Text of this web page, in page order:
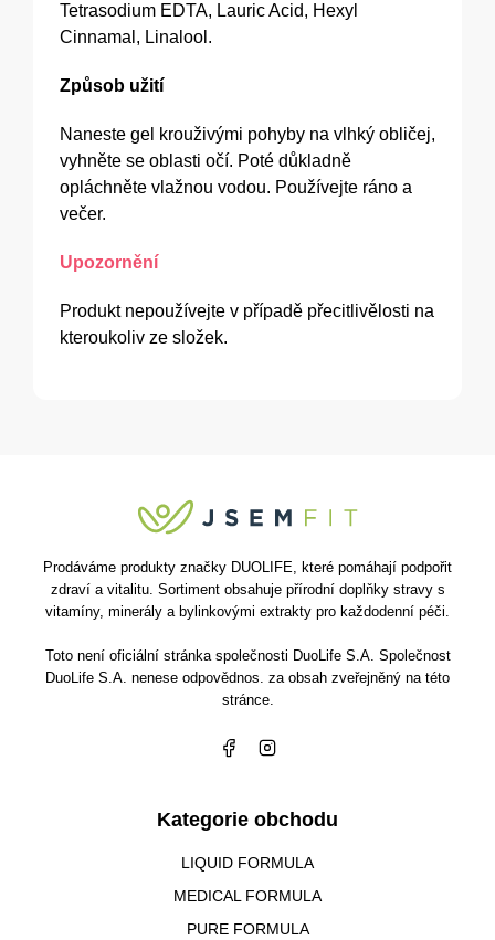
Tetrasodium EDTA, Lauric Acid, Hexyl
Cinnamal, Linalool.
Způsob užití
Naneste gel krouživými pohyby na vlhký obličej,
vyhněte se oblasti očí. Poté důkladně
opláchněte vlažnou vodou. Používejte ráno a
večer.
Upozornění
Produkt nepoužívejte v případě přecitlivělosti na
kteroukoliv ze složek.
Prodáváme produkty značky DUOLIFE, které pomáhají podpořit
zdraví a vitalitu. Sortiment obsahuje přírodní doplňky stravy s
vitamíny, minerály a bylinkovými extrakty pro každodenní péči.
Toto není oficiální stránka společnosti DuoLife S.A. Společnost
DuoLife S.A. nenese odpovědnos. za obsah zveřejněný na této
stránce.
Kategorie obchodu
LIQUID FORMULA
MEDICAL FORMULA
PURE FORMULA